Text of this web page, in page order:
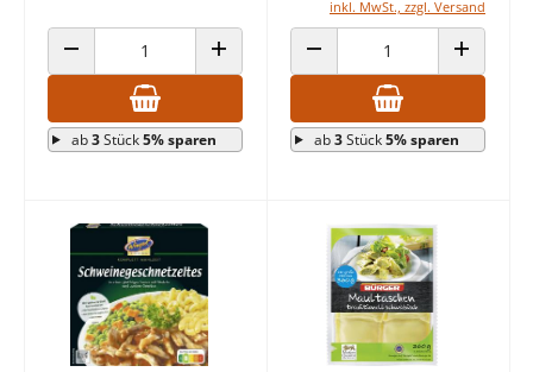
ANZAHL VERRINGERN ANZAHL ERHÖHEN
ab3Stück5% sparen
inkl. MwSt., zzgl. Versand
ANZAHL VERRINGERN ANZAHL
ab3Stück5% sparen